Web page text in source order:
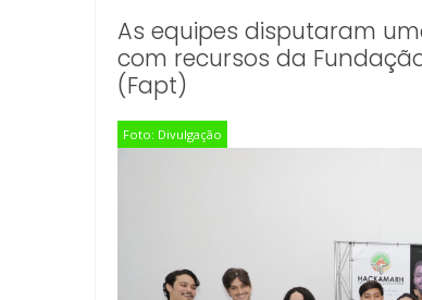
As equipes disputaram
com recursos da
(Fapt)
Foto: Divulgação